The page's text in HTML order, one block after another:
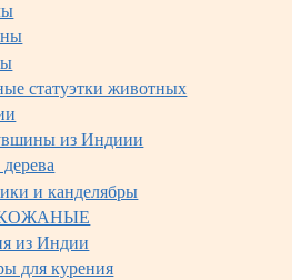
статуэтки животных
из Индиии
и канделябры
из Индии
для курения